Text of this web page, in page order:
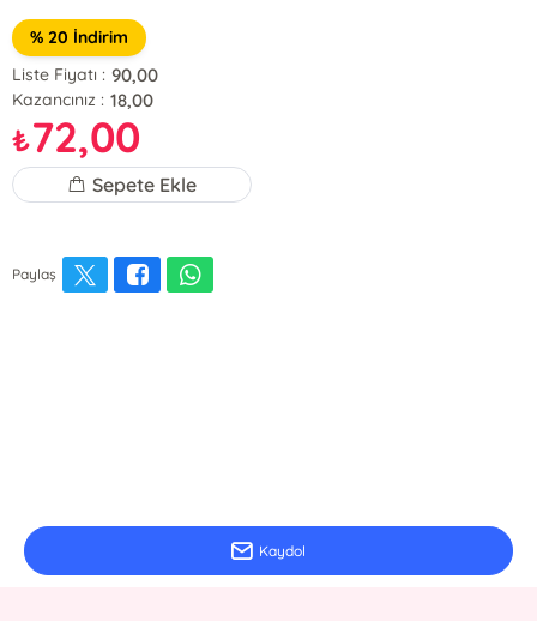
% 20 İndirim
Liste Fiyatı : 90,00
Kazancınız : 18,00
₺72,00
Sepete Ekle
Paylaş
Kaydol